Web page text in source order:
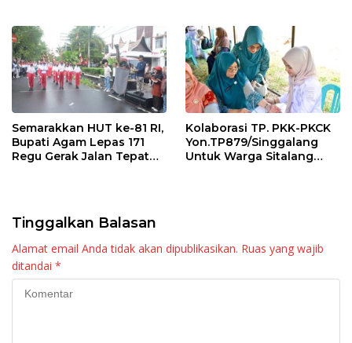
Semarakkan HUT ke-81 RI,
Bupati Agam Lepas 171
Regu Gerak Jalan Tepat
Kolaborasi TP. PKK-PKCK
Yon.TP879/Singgalang
Untuk Warga Sitalang
Tinggalkan Balasan
Alamat email Anda tidak akan dipublikasikan. Ruas yang wajib
ditandai *